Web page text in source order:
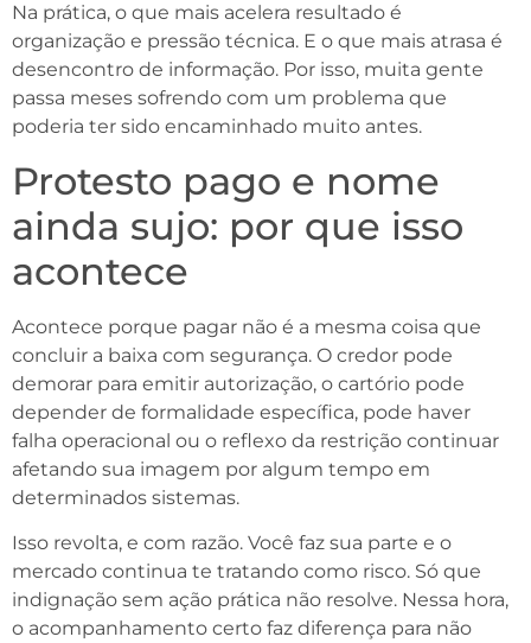
Na prática, o que mais acelera resultado é
organização e pressão técnica. E o que mais atrasa é
desencontro de informação. Por isso, muita gente
passa meses sofrendo com um problema que
poderia ter sido encaminhado muito antes.
Protesto pago e nome
ainda sujo: por que isso
acontece
Acontece porque pagar não é a mesma coisa que
concluir a baixa com segurança. O credor pode
demorar para emitir autorização, o cartório pode
depender de formalidade específica, pode haver
falha operacional ou o reflexo da restrição continuar
afetando sua imagem por algum tempo em
determinados sistemas.
Isso revolta, e com razão. Você faz sua parte e o
mercado continua te tratando como risco. Só que
indignação sem ação prática não resolve. Nessa hora,
o acompanhamento certo faz diferença para não